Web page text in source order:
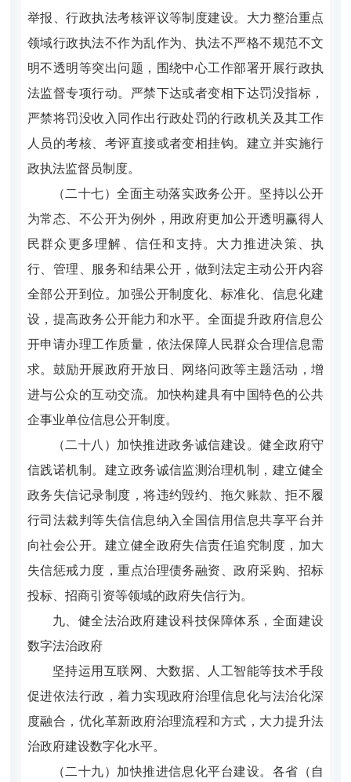
举报、行政执法考核评议等制度建设。大力整治重点
领域行政执法不作为乱作为、执法不严格不规范不文
明不透明等突出问题，围绕中心工作部署开展行政执
法监督专项行动。严禁下达或者变相下达罚没指标，
严禁将罚没收入同作出行政处罚的行政机关及其工作
人员的考核、考评直接或者变相挂钩。建立并实施行
政执法监督员制度。
（二十七）全面主动落实政务公开。坚持以公开
为常态、不公开为例外，用政府更加公开透明赢得人
民群众更多理解、信任和支持。大力推进决策、执
行、管理、服务和结果公开，做到法定主动公开内容
全部公开到位。加强公开制度化、标准化、信息化建
设，提高政务公开能力和水平。全面提升政府信息公
开申请办理工作质量，依法保障人民群众合理信息需
求。鼓励开展政府开放日、网络问政等主题活动，增
进与公众的互动交流。加快构建具有中国特色的公共
企事业单位信息公开制度。
（二十八）加快推进政务诚信建设。健全政府守
信践诺机制。建立政务诚信监测治理机制，建立健全
政务失信记录制度，将违约毁约、拖欠账款、拒不履
行司法裁判等失信信息纳入全国信用信息共享平台并
向社会公开。建立健全政府失信责任追究制度，加大
失信惩戒力度，重点治理债务融资、政府采购、招标
投标、招商引资等领域的政府失信行为。
九、健全法治政府建设科技保障体系，全面建设
数字法治政府
坚持运用互联网、大数据、人工智能等技术手段
促进依法行政，着力实现政府治理信息化与法治化深
度融合，优化革新政府治理流程和方式，大力提升法
治政府建设数字化水平。
（二十九）加快推进信息化平台建设。各省（自